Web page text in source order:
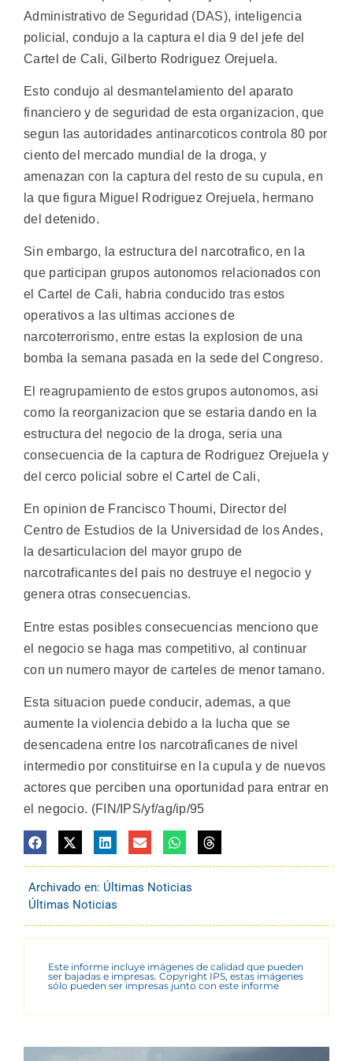
Administrativo de Seguridad (DAS), inteligencia
policial, condujo a la captura el dia 9 del jefe del
Cartel de Cali, Gilberto Rodriguez Orejuela.
Esto condujo al desmantelamiento del aparato
financiero y de seguridad de esta organizacion, que
segun las autoridades antinarcoticos controla 80 por
ciento del mercado mundial de la droga, y
amenazan con la captura del resto de su cupula, en
la que figura Miguel Rodriguez Orejuela, hermano
del detenido.
Sin embargo, la estructura del narcotrafico, en la
que participan grupos autonomos relacionados con
el Cartel de Cali, habria conducido tras estos
operativos a las ultimas acciones de
narcoterrorismo, entre estas la explosion de una
bomba la semana pasada en la sede del Congreso.
El reagrupamiento de estos grupos autonomos, asi
como la reorganizacion que se estaria dando en la
estructura del negocio de la droga, seria una
consecuencia de la captura de Rodriguez Orejuela y
del cerco policial sobre el Cartel de Cali,
En opinion de Francisco Thoumi, Director del
Centro de Estudios de la Universidad de los Andes,
la desarticulacion del mayor grupo de
narcotraficantes del pais no destruye el negocio y
genera otras consecuencias.
Entre estas posibles consecuencias menciono que
el negocio se haga mas competitivo, al continuar
con un numero mayor de carteles de menor tamano.
Esta situacion puede conducir, ademas, a que
aumente la violencia debido a la lucha que se
desencadena entre los narcotraficanes de nivel
intermedio por constituirse en la cupula y de nuevos
actores que perciben una oportunidad para entrar en
el negocio. (FIN/IPS/yf/ag/ip/95
Archivado en: Últimas Noticias
Últimas Noticias
Este informe incluye imágenes de calidad que pueden
ser bajadas e impresas. Copyright IPS, estas imágenes
sólo pueden ser impresas junto con este informe